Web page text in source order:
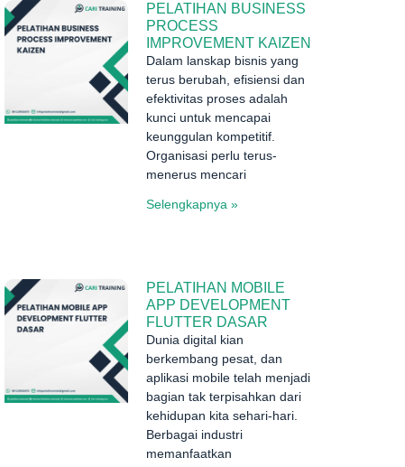
PELATIHAN BUSINESS
PROCESS
IMPROVEMENT KAIZEN
Dalam lanskap bisnis yang
terus berubah, efisiensi dan
efektivitas proses adalah
kunci untuk mencapai
keunggulan kompetitif.
Organisasi perlu terus-
menerus mencari
Selengkapnya »
PELATIHAN MOBILE
APP DEVELOPMENT
FLUTTER DASAR
Dunia digital kian
berkembang pesat, dan
aplikasi mobile telah menjadi
bagian tak terpisahkan dari
kehidupan kita sehari-hari.
Berbagai industri
memanfaatkan